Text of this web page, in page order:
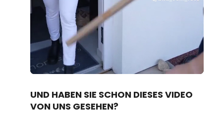
Unmute Loaded
100.00%
UND HABEN SIE SCHON DIESES VIDEO
VON UNS GESEHEN?